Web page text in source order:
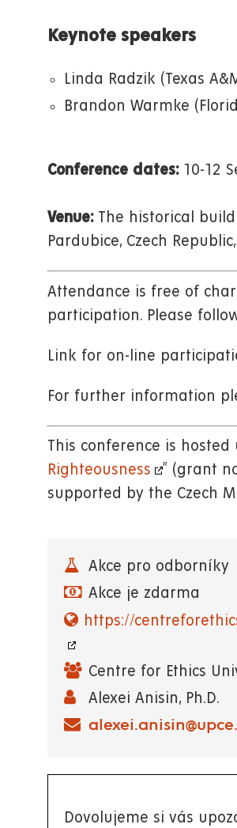
Keynote speakers
Linda Radzik (Texas
Brandon Warmke
Conference dates: 10-12
Venue: The historical
Pardubice, Czech
Attendance is free of
participation. Please
Link for on-line
For further information
This conference is hosted
Righteousness
” (grant
supported by the Czech
Akce pro odborníky
Akce je zdarma
https://
Centre for Ethics
Alexei Anisin, Ph.D.
Dovolujeme si vás